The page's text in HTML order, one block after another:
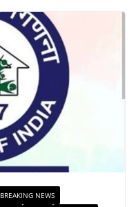
BREAKING NEWS